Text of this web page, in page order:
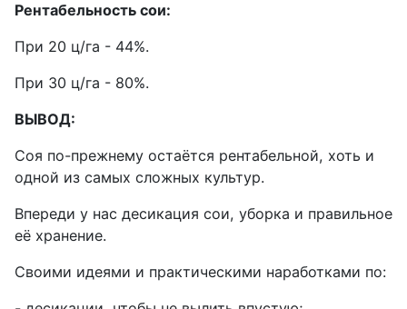
Рентабельность сои:
При 20 ц/га - 44%.
При 30 ц/га - 80%.
ВЫВОД:
Соя по-прежнему остаётся рентабельной, хоть и
одной из самых сложных культур.
Впереди у нас десикация сои, уборка и правильное
её хранение.
Своими идеями и практическими наработками по: